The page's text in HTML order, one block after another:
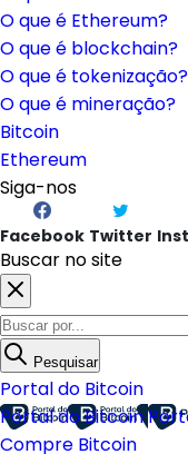
O que é Ethereum?
O que é blockchain?
O que é tokenização?
O que é mineração?
Bitcoin
Ethereum
Siga-nos
Facebook Twitter
Buscar no site
Pesquisar
Portal do Bitcoin
Portal do Bitcoin
Compre Bitcoin